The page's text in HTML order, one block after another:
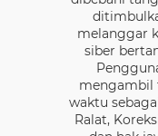
melanggar
siber
mengambil
waktu
Ralat,